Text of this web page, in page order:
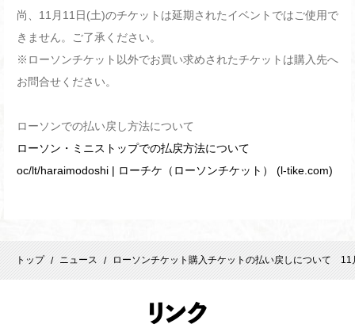
尚、11月11日(土)のチケットは延期されたイベントではご使用で
きません。ご了承ください。
※ローソンチケット以外でお買い求めされたチケットは購入先へ
お問合せください。
ローソンでの払い戻し方法について
ローソン・ミニストップでの払戻方法について
oc/lt/haraimodoshi | ローチケ（ローソンチケット） (l-tike.com)
トップ / ニュース / ローソンチケット購入チケットの払い戻しについて
リンク